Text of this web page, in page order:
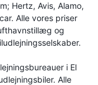
Hertz, Avis, Alamo,
Alle vores priser
og
i El
Alle